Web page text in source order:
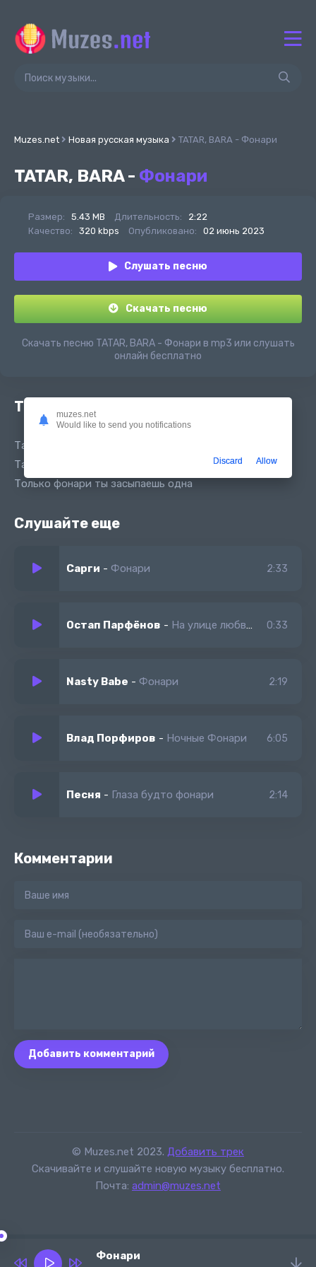
Muzes.net Новая русская музыка TATAR, BARA - Фонари
TATAR, BARA - Фонари
Размер: 5.43 MB Длительность:
2:22
Качество:
320 kbps Опубликовано: 02 июнь 2023
Слушать песню
Скачать песню
Скачать песню TATAR, BARA - Фонари в mp3 или слушать
онлайн бесплатно
Текст песни
Там со мной лишь сон где горят огни
Там давно освещают путь только фонари
Только фонари ты засыпаешь одна
Слушайте еще
Сарги - Фонари 2:33
Остап Парфёнов - На улице любви фонари горят 0:33
Nasty Babe - Фонари 2:19
Влад Порфиров - Ночные Фонари 6:05
Песня - Глаза будто фонари 2:14
Комментарии
Добавить комментарий
© Muzes.net 2023. Добавить трек
Скачивайте и слушайте новую музыку бесплатно.
Почта: admin@muzes.net
Фонари
muzes.net
Would like to send you notifications
Discard Allow